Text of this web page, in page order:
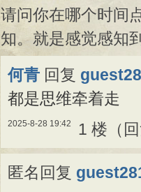
请问你在哪个时间
知。就是感觉感知
何青 回复
都是思维牵着走
2025-8-28 19:42 1 楼（回
匿名回复